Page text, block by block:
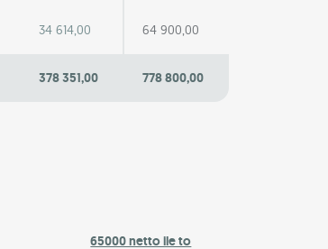
34 614,00 64 900,00
378 351,00 778 800,00
65000 netto ile to